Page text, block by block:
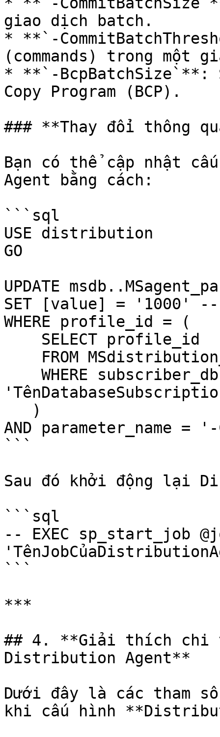
giao dịch batch.
* **`-
(commands) trong một
* **`-BcpBatchSize`**:
Copy Program (BCP).
### **Thay đổi thông
Bạn có thể cập nhật
Agent bằng cách:
```sql
USE distribution
GO
UPDATE
SET [value] = '1000'
WHERE profile_id = (
AND parameter_name =
```
Sau đó khởi động lại
```sql
-- EXEC sp_start_job
```
***
## 4. **Giải thích chi
Distribution Agent**
Dưới đây là các tham
khi cấu hình